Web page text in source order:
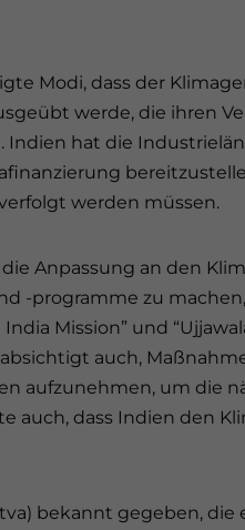
Modi, dass der
werde, die ihren
hat die
werden müssen.
Anpassung an den
-programme zu
Mission” und
auch,
aufzunehmen, um die
auch, dass Indien den
bekannt gegeben, die